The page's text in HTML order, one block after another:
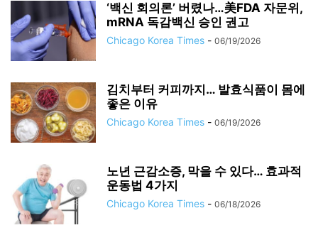
‘백신 회의론’ 버렸나…美FDA 자문위,
mRNA 독감백신 승인 권고
Chicago Korea Times - 06/19/2026
김치부터 커피까지… 발효식품이 몸에
좋은 이유
Chicago Korea Times - 06/19/2026
노년 근감소증, 막을 수 있다… 효과적
운동법 4가지
Chicago Korea Times - 06/18/2026